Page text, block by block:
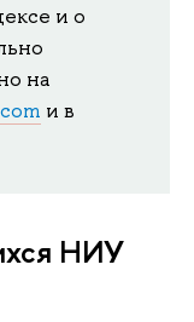
и о
на
и в
НИУ